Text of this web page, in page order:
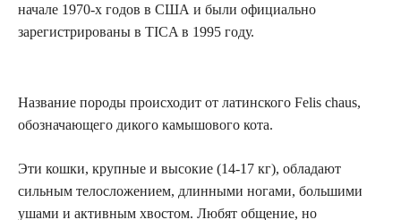
начале 1970-х годов в США и были официально
зарегистрированы в TICA в 1995 году.
Название породы происходит от латинского Felis chaus,
обозначающего дикого камышового кота.
Эти кошки, крупные и высокие (14-17 кг), обладают
сильным телосложением, длинными ногами, большими
ушами и активным хвостом. Любят общение, но